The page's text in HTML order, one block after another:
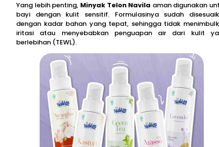
Yang lebih penting, Minyak Telon Navila aman digunakan
bayi dengan kulit sensitif. Formulasinya sudah
dengan kadar bahan yang tepat, sehingga tidak
iritasi atau menyebabkan penguapan air dari kulit
berlebihan (TEWL).